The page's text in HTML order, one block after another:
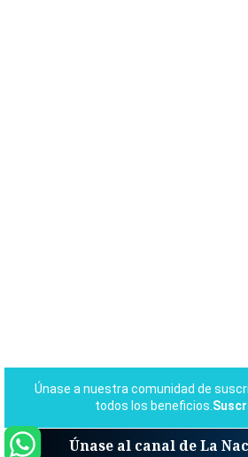
Únase al canal de La